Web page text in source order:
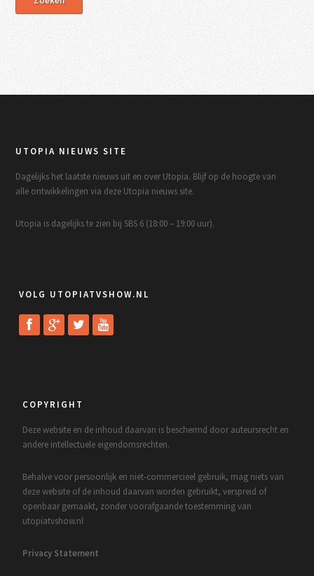
UTOPIA NIEUWS SITE
Dagelijks het laatste nieuws uit en over Utopia. Blijf op de hoogte van
alle ontwikkelingen via deze Utopia nieuws site.
Utopia is dagelijks te zien bij SBS 6 (18:00 – 19:00 uur).
VOLG UTOPIATVSHOW.NL
COPYRIGHT
Deze website en de inhoud daarvan is beschermd door auteursrecht en
andere intellectuele eigendomsrechten.
Behalve voor persoonlijk en niet-commercieel gebruik, mag niets van
deze website of de inhoud daarvan worden gebruikt, verspreid of
openbaar gemaakt, zonder voorafgaande toestemming van
utopiatvshow.nl
Privacy Statement